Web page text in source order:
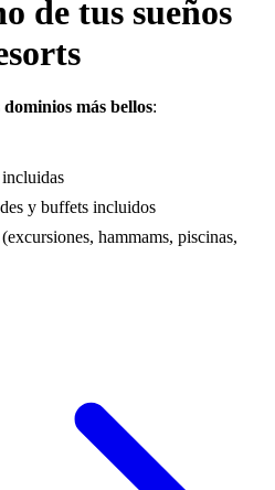
de tus sueños
más bellos:
y buffets incluidos
hammams, piscinas,